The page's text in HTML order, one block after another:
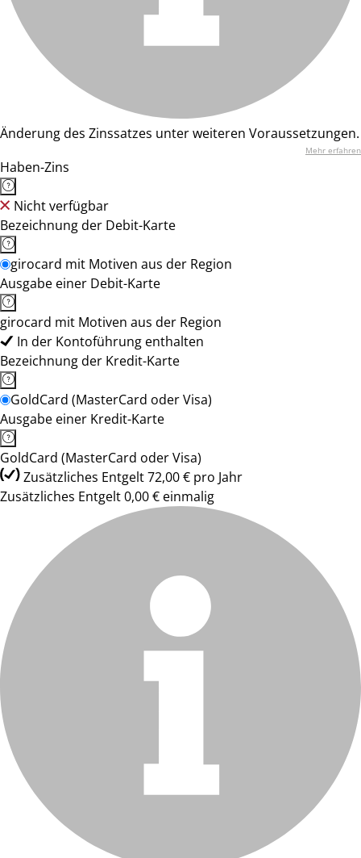
Änderung des Zinssatzes unter weiteren Voraussetzungen.
Mehr erfahren
Haben-Zins
Nicht verfügbar
Bezeichnung der Debit-Karte
girocard mit Motiven aus der Region
Ausgabe einer Debit-Karte
girocard mit Motiven aus der Region
In der Kontoführung enthalten
Bezeichnung der Kredit-Karte
GoldCard (MasterCard oder Visa)
Ausgabe einer Kredit-Karte
GoldCard (MasterCard oder Visa)
Zusätzliches Entgelt 72,00 € pro Jahr
Zusätzliches Entgelt 0,00 € einmalig